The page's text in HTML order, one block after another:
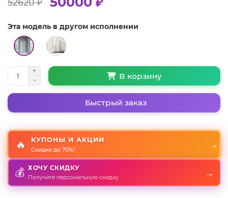
52620 ₽
Эта модель в другом исполнении
В корзину
Быстрый заказ
🔥 КУПОНЫ И АКЦИИ
Скидки до 70%!
→
💰 ХОЧУ СКИДКУ
Получите персональную скидку →